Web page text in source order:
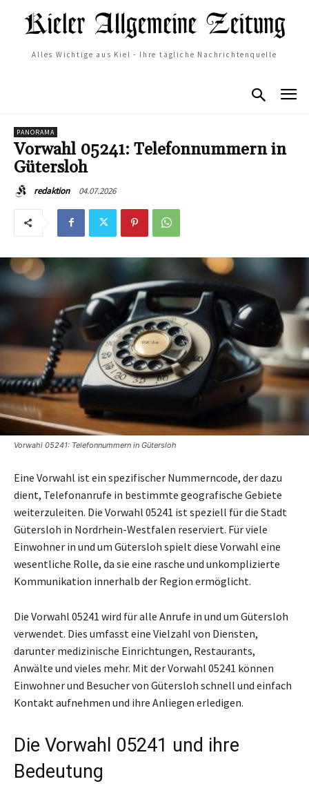
Alles Wichtige aus Kiel - Ihre tägliche Nachrichtenquelle
PANORAMA
Vorwahl 05241: Telefonnummern in
Gütersloh
redaktion 04.07.2026
Vorwahl 05241: Telefonnummern in Gütersloh
Eine Vorwahl ist ein spezifischer Nummerncode, der dazu
dient, Telefonanrufe in bestimmte geografische Gebiete
weiterzuleiten. Die Vorwahl 05241 ist speziell für die Stadt
Gütersloh in Nordrhein-Westfalen reserviert. Für viele
Einwohner in und um Gütersloh spielt diese Vorwahl eine
wesentliche Rolle, da sie eine rasche und unkomplizierte
Kommunikation innerhalb der Region ermöglicht.
Die Vorwahl 05241 wird für alle Anrufe in und um Gütersloh
verwendet. Dies umfasst eine Vielzahl von Diensten,
darunter medizinische Einrichtungen, Restaurants,
Anwälte und vieles mehr. Mit der Vorwahl 05241 können
Einwohner und Besucher von Gütersloh schnell und einfach
Kontakt aufnehmen und ihre Anliegen erledigen.
Die Vorwahl 05241 und ihre
Bedeutung